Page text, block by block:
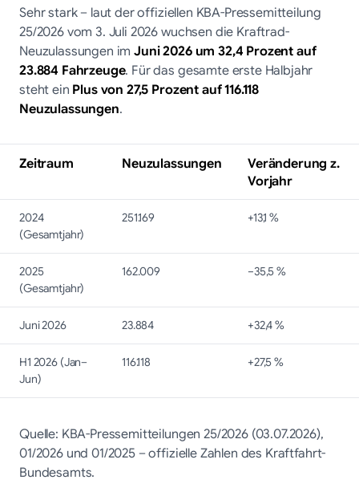
Sehr stark – laut der offiziellen KBA-Pressemitteilung
25/2026 vom 3. Juli 2026 wuchsen die Kraftrad-
Neuzulassungen imJuni 2026 um 32,4 Prozent auf
23.884 Fahrzeuge. Für das gesamte erste Halbjahr
steht einPlus von 27,5 Prozent auf 116.118
Neuzulassungen.
Zeitraum Neuzulassungen Veränderung z.
Vorjahr
2024
(Gesamtjahr)
251.169 +13,1 %
2025
(Gesamtjahr)
162.009 −35,5 %
Juni 2026 23.884
+32,4 %
H1 2026 (Jan–
Jun)
116.118 +27,5 %
Quelle: KBA-Pressemitteilungen 25/2026 (03.07.2026),
01/2026 und 01/2025 – offizielle Zahlen des Kraftfahrt-
Bundesamts.